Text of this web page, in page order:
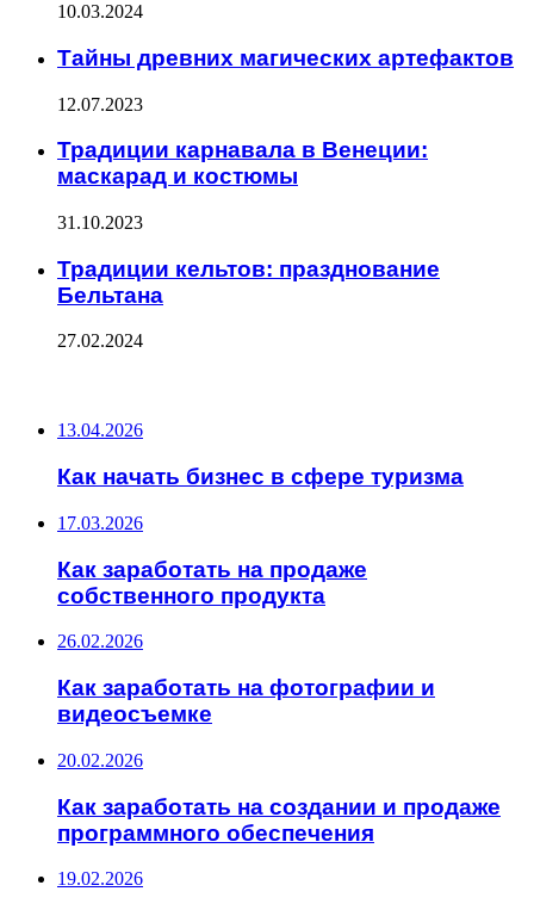
10.03.2024
Тайны древних магических артефактов
12.07.2023
Традиции карнавала в Венеции:
маскарад и костюмы
31.10.2023
Традиции кельтов: празднование
Бельтана
27.02.2024
13.04.2026
Как начать бизнес в сфере туризма
17.03.2026
Как заработать на продаже
собственного продукта
26.02.2026
Как заработать на фотографии и
видеосъемке
20.02.2026
Как заработать на создании и продаже
программного обеспечения
19.02.2026